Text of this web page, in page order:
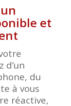
et
d’un
du
à vous
réactive,